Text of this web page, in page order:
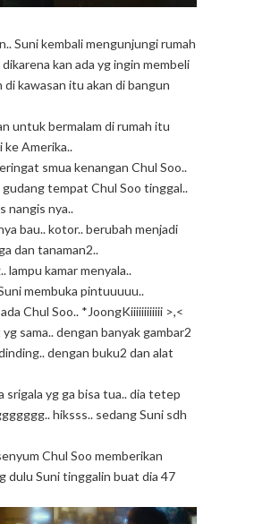
Suni kembali mengunjungi rumah
kan ada yg ingin membeli
di kawasan itu akan di bangun
untuk bermalam di rumah itu
ke Amerika..
smua kenangan Chul Soo..
tempat Chul Soo tinggal..
nangis nya..
bau.. kotor.. berubah menjadi
dan tanaman2..
lampu kamar menyala..
membuka pintuuuuu..
Chul Soo.. *JoongKiiiiiiiiiiii >,<
sama.. dengan banyak gambar2
dengan buku2 dan alat
srigala yg ga bisa tua.. dia tetep
hiksss.. sedang Suni sdh
Chul Soo memberikan
dulu Suni tinggalin buat dia 47